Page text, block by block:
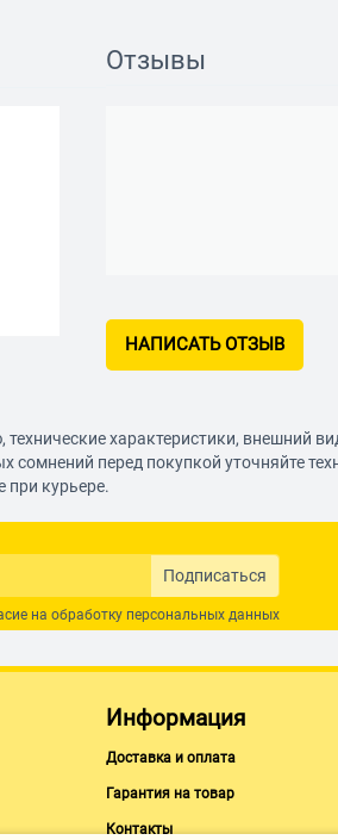
Отзывы
НАПИСАТЬ ОТЗЫВ
характеристики, внешний
перед покупкой уточняйте
при курьере.
Подписаться
на обработку персональных данных
Информация
Доставка и оплата
Гарантия на товар
Контакты